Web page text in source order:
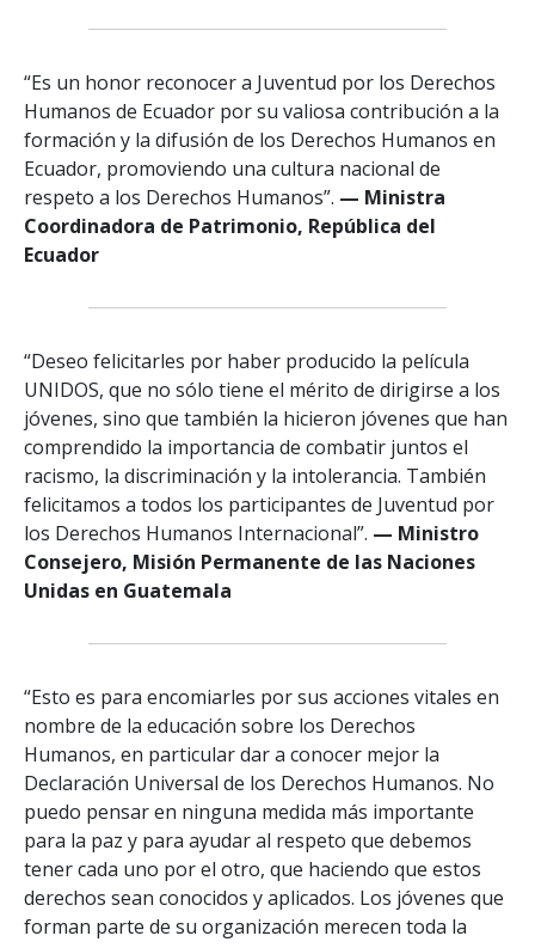
“Es un honor reconocer a Juventud por los Derechos
Humanos de Ecuador por su valiosa contribución a la
formación y la difusión de los Derechos Humanos en
Ecuador, promoviendo una cultura nacional de
respeto a los Derechos Humanos”. — Ministra
Coordinadora de Patrimonio, República del
Ecuador
“Deseo felicitarles por haber producido la película
UNIDOS, que no sólo tiene el mérito de dirigirse a los
jóvenes, sino que también la hicieron jóvenes que han
comprendido la importancia de combatir juntos el
racismo, la discriminación y la intolerancia. También
felicitamos a todos los participantes de Juventud por
los Derechos Humanos Internacional”. — Ministro
Consejero, Misión Permanente de las Naciones
Unidas en Guatemala
“Esto es para encomiarles por sus acciones vitales en
nombre de la educación sobre los Derechos
Humanos, en particular dar a conocer mejor la
Declaración Universal de los Derechos Humanos. No
puedo pensar en ninguna medida más importante
para la paz y para ayudar al respeto que debemos
tener cada uno por el otro, que haciendo que estos
derechos sean conocidos y aplicados. Los jóvenes que
forman parte de su organización merecen toda la